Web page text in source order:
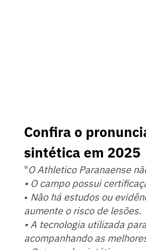
Confira o
sintética em 2025
"O Athletico Paranaense
•⁠ ⁠O campo possui
•⁠ ⁠ Não há estudos ou
aumente o risco de lesões.
•⁠ ⁠A tecnologia utilizada
acompanhando as